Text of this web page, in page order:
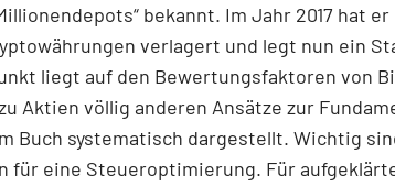
bekannt. Im Jahr 2017 hat
verlagert und legt nun ein
liegt auf den Bewertungsfaktoren von
Aktien völlig anderen Ansätze zur
Buch systematisch dargestellt. Wichtig
für eine Steueroptimierung. Für